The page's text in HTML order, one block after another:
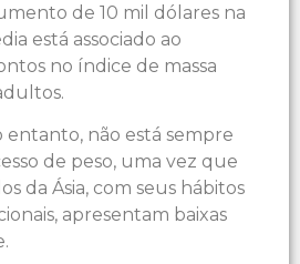
de 10 mil dólares na
está associado ao
no índice de massa
entanto, não está sempre
de peso, uma vez que
da Ásia, com seus hábitos
apresentam baixas